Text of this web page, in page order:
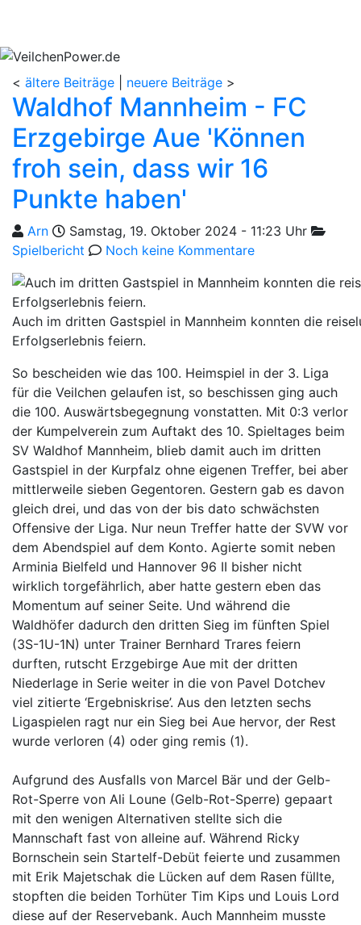
< ältere Beiträge neuere Beiträge >
Waldhof Mannheim - FC
Erzgebirge Aue 'Können
froh sein, dass wir 16
Punkte haben'
Geschrieben von
Arn am Samstag, 19. Oktober 2024 - 11:23 Uhr
Spielbericht
Noch keine Kommentare
Auch im dritten Gastspiel in Mannheim konnten die
Erfolgserlebnis feiern.
So bescheiden wie das 100. Heimspiel in der 3. Liga
für die Veilchen gelaufen ist, so beschissen ging auch
die 100. Auswärtsbegegnung vonstatten. Mit 0:3 verlor
der Kumpelverein zum Auftakt des 10. Spieltages beim
SV Waldhof Mannheim, blieb damit auch im dritten
Gastspiel in der Kurpfalz ohne eigenen Treffer, bei aber
mittlerweile sieben Gegentoren. Gestern gab es davon
gleich drei, und das von der bis dato schwächsten
Offensive der Liga. Nur neun Treffer hatte der SVW vor
dem Abendspiel auf dem Konto. Agierte somit neben
Arminia Bielfeld und Hannover 96 II bisher nicht
wirklich torgefährlich, aber hatte gestern eben das
Momentum auf seiner Seite. Und während die
Waldhöfer dadurch den dritten Sieg im fünften Spiel
(3S-1U-1N) unter Trainer Bernhard Trares feiern
durften, rutscht Erzgebirge Aue mit der dritten
Niederlage in Serie weiter in die von Pavel Dotchev
viel zitierte ‘Ergebniskrise’. Aus den letzten sechs
Ligaspielen ragt nur ein Sieg bei Aue hervor, der Rest
wurde verloren (4) oder ging remis (1).
Aufgrund des Ausfalls von Marcel Bär und der Gelb-
Rot-Sperre von Ali Loune (Gelb-Rot-Sperre) gepaart
mit den wenigen Alternativen stellte sich die
Mannschaft fast von alleine auf. Während Ricky
Bornschein sein Startelf-Debüt feierte und zusammen
mit Erik Majetschak die Lücken auf dem Rasen füllte,
stopften die beiden Torhüter Tim Kips und Louis Lord
diese auf der Reservebank. Auch Mannheim musste